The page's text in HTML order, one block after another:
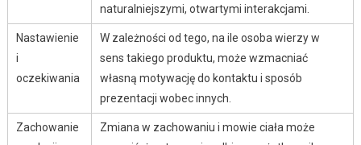
naturalniejszymi, otwartymi interakcjami.
Nastawienie
i
oczekiwania
W zależności od tego, na ile osoba wierzy w
sens takiego produktu, może wzmacniać
własną motywację do kontaktu i sposób
prezentacji wobec innych.
Zachowanie
Zmiana w zachowaniu i mowie ciała może